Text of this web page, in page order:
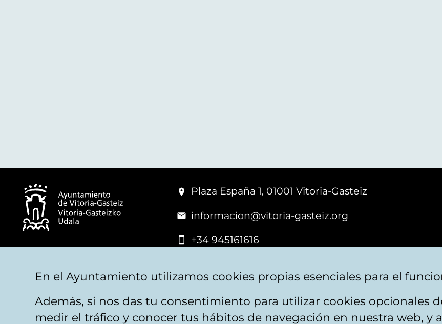
Plaza España 1, 01001 Vitoria-Gasteiz
informacion@vitoria-gasteiz.org
+34 945161616
Legal warning Privacy Politica de cookies Website map Accessibility Contact
En el Ayuntamiento utilizamos cookies propias esenciales para el
Además, si nos das tu consentimiento para utilizar cookies opcionales
medir el tráfico y conocer tus hábitos de navegación en nuestra web, y